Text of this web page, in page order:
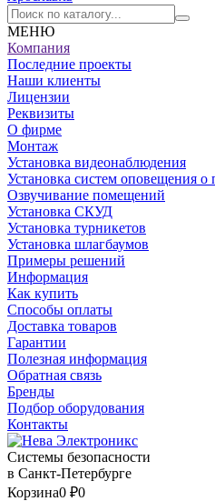
МЕНЮ
Компания
Последние проекты
Наши клиенты
Лицензии
Реквизиты
О фирме
Монтаж
Установка видеонаблюдения
Установка систем оповещения о
Озвучивание помещений
Установка СКУД
Установка турникетов
Установка шлагбаумов
Примеры решений
Информация
Как купить
Способы оплаты
Доставка товаров
Гарантии
Полезная информация
Обратная связь
Бренды
Подбор оборудования
Контакты
Системы безопасности
в Санкт-Петербурге
Корзина0 ₽0